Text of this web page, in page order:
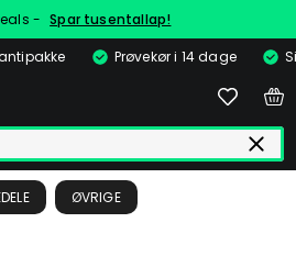
- Spar tusentallap!
Prøvekør i 14 dage
ØVRIGE